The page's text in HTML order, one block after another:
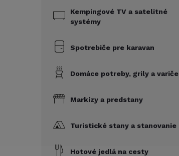
Kempingové TV a satelitné
systémy
Spotrebiče pre karavan
Domáce potreby, grily a variče
Markízy a predstany
Turistické stany a stanovanie
Hotové jedlá na cesty